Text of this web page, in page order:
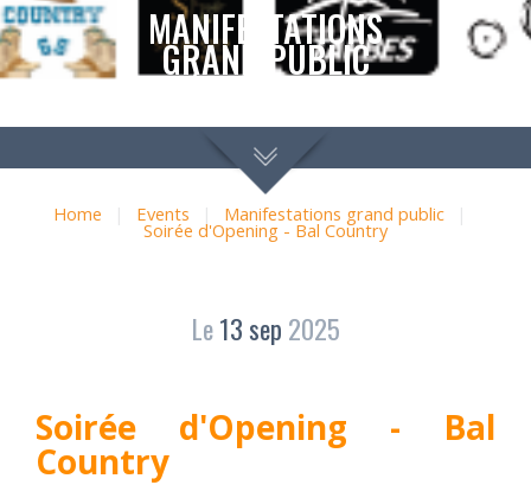
MANIFESTATIONS
GRAND PUBLIC
SOIRÉE D'OPENING - BAL
Home | Events | Manifestations grand public |
Soirée d'Opening - Bal Country
Le13sep 2025
Soirée d'Opening - Bal
Country